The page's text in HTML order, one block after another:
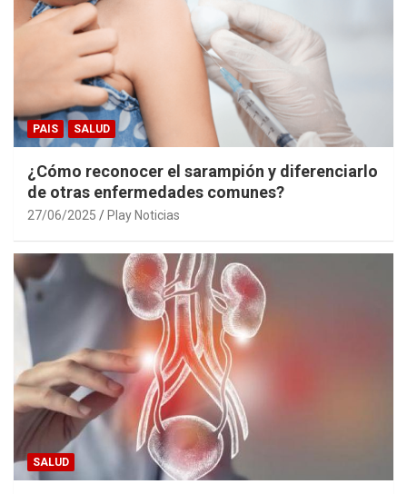
PAIS SALUD
¿Cómo reconocer el sarampión y diferenciarlo
de otras enfermedades comunes?
27/06/2025 Play Noticias
SALUD